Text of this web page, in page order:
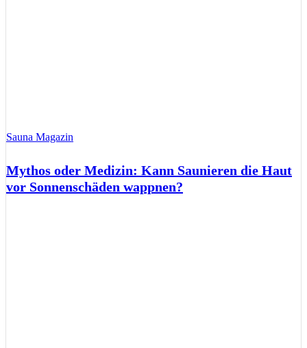
Sauna Magazin
Mythos oder Medizin: Kann Saunieren die Haut
vor Sonnenschäden wappnen?